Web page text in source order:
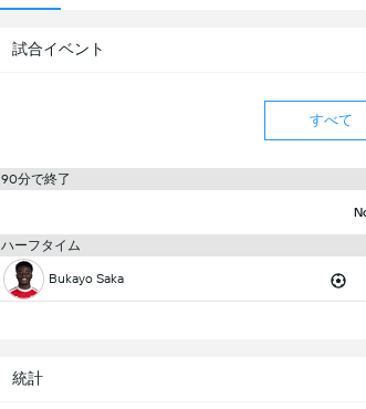
試合イベント
すべて
90分で終了
ハーフタイム
Bukayo Saka
統計